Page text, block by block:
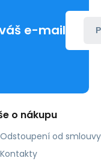
e-mail
o nákupu
Odstoupení od smlouvy
Kontakty